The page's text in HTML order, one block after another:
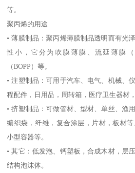
等。
聚丙烯的用途
•薄膜制品：聚丙烯薄膜制品透明而有光
性小，它分为吹膜薄膜、流延薄膜（
（BOPP ）等。
•注塑制品：可用于汽车、电气、机械、
程配件，日用品，周转箱，医疗卫生器材
•挤塑制品：可做管材、型材、单丝、渔
编织袋，纤维，复合涂层，片材，板材
小型容器等。
•其它：低发泡、钙塑板，合成木材，层
结构泡沫体。